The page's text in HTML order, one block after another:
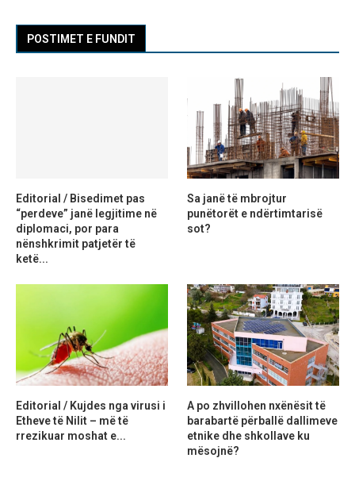
POSTIMET E FUNDIT
Editorial / Bisedimet pas
“perdeve” janë legjitime në
diplomaci, por para
nënshkrimit patjetër të
ketë...
Sa janë të mbrojtur
punëtorët e ndërtimtarisë
sot?
Editorial / Kujdes nga virusi i
Etheve të Nilit – më të
rrezikuar moshat e...
A po zhvillohen nxënësit të
barabartë përballë dallimeve
etnike dhe shkollave ku
mësojnë?